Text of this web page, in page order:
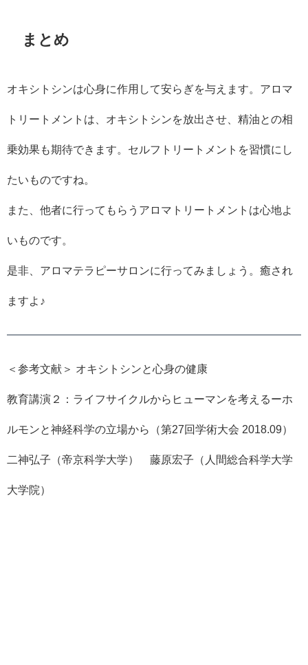
まとめ
オキシトシンは心身に作用して安らぎを与えます。アロマ
トリートメントは、オキシトシンを放出させ、精油との相
乗効果も期待できます。セルフトリートメントを習慣にし
たいものですね。
また、他者に行ってもらうアロマトリートメントは心地よ
いものです。
是非、アロマテラピーサロンに行ってみましょう。癒され
ますよ♪
＜参考文献＞ オキシトシンと心身の健康
教育講演２：ライフサイクルからヒューマンを考えるーホ
ルモンと神経科学の立場から（第27回学術大会 2018.09）
二神弘子（帝京科学大学） 藤原宏子（人間総合科学大学
大学院）